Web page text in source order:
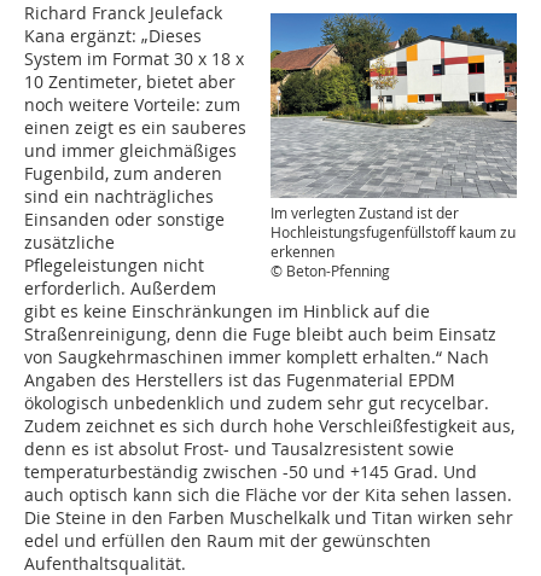
Im verlegten Zustand ist der
Hochleistungsfugenfüllstoff kaum zu
erkennen
© Beton-Pfenning
Richard Franck Jeulefack
Kana ergänzt: „Dieses
System im Format 30 x 18 x
10 Zentimeter, bietet aber
noch weitere Vorteile: zum
einen zeigt es ein sauberes
und immer gleichmäßiges
Fugenbild, zum anderen
sind ein nachträgliches
Einsanden oder sonstige
zusätzliche
Pflegeleistungen nicht
erforderlich. Außerdem
gibt es keine Einschränkungen im Hinblick auf die
Straßenreinigung, denn die Fuge bleibt auch beim Einsatz
von Saugkehrmaschinen immer komplett erhalten.“ Nach
Angaben des Herstellers ist das Fugenmaterial EPDM
ökologisch unbedenklich und zudem sehr gut recycelbar.
Zudem zeichnet es sich durch hohe Verschleißfestigkeit aus,
denn es ist absolut Frost- und Tausalzresistent sowie
temperaturbeständig zwischen -50 und +145 Grad. Und
auch optisch kann sich die Fläche vor der Kita sehen lassen.
Die Steine in den Farben Muschelkalk und Titan wirken sehr
edel und erfüllen den Raum mit der gewünschten
Aufenthaltsqualität.